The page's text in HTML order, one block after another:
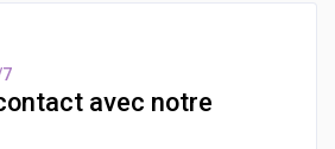
7
avec notre